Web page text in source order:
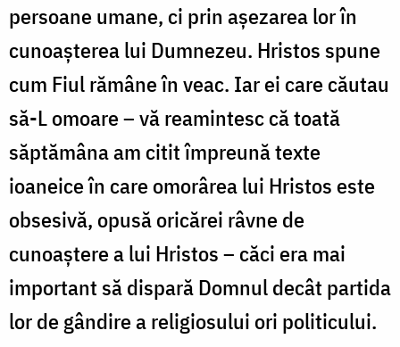
persoane umane, ci prin așezarea lor în
cunoașterea lui Dumnezeu. Hristos spune
cum Fiul rămâne în veac. Iar ei care căutau
să-L omoare – vă reamintesc că toată
săptămâna am citit împreună texte
ioaneice în care omorârea lui Hristos este
obsesivă, opusă oricărei râvne de
cunoaștere a lui Hristos – căci era mai
important să dispară Domnul decât partida
lor de gândire a religiosului ori politicului.